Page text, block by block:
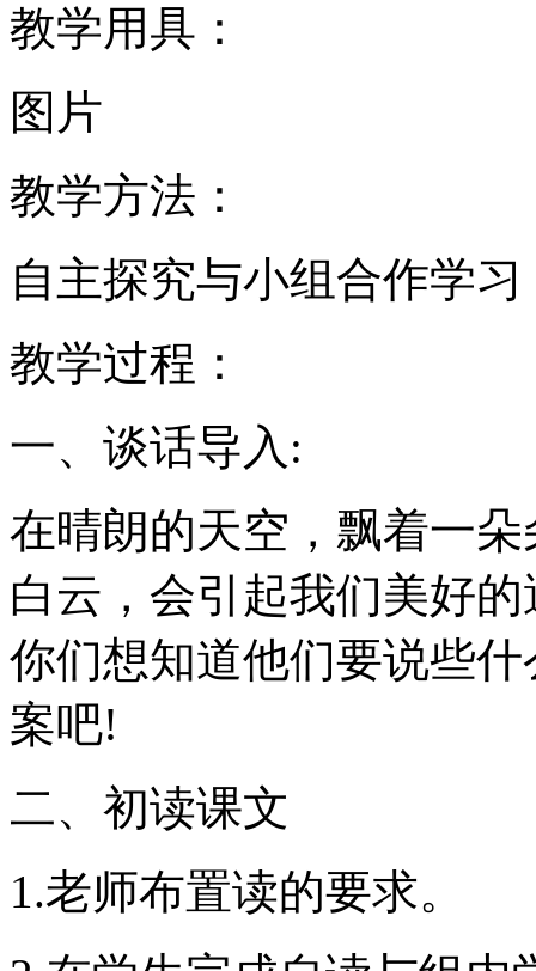
教学用具：
图片
教学方法：
自主探究与小组合作学习
教学过程：
一、谈话导入:
在晴朗的天空，飘着一
白云，会引起我们美好
你们想知道他们要说些
案吧!
二、初读课文
1.老师布置读的要求。